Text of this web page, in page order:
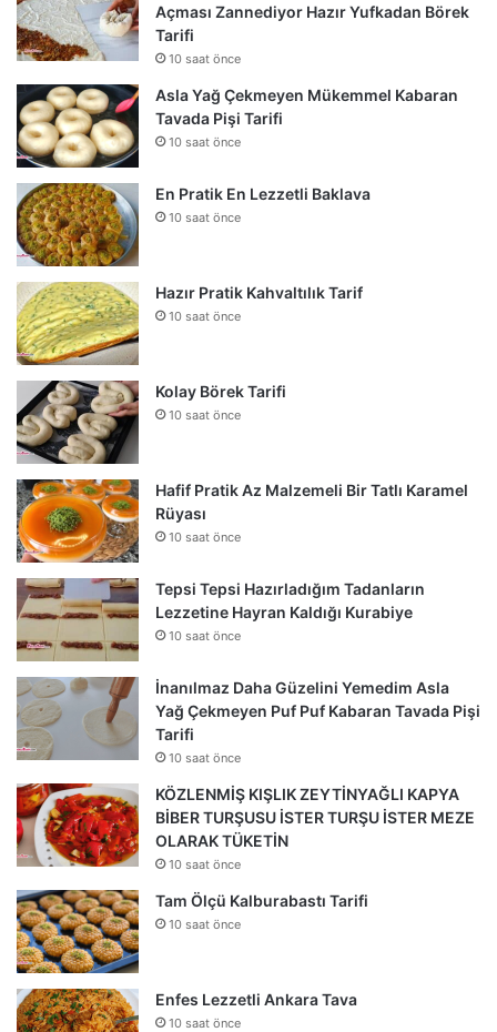
Açması Zannediyor Hazır Yufkadan Börek
Tarifi
10 saat önce
Asla Yağ Çekmeyen Mükemmel Kabaran
Tavada Pişi Tarifi
10 saat önce
En Pratik En Lezzetli Baklava
10 saat önce
Hazır Pratik Kahvaltılık Tarif
10 saat önce
Kolay Börek Tarifi
10 saat önce
Hafif Pratik Az Malzemeli Bir Tatlı Karamel
Rüyası
10 saat önce
Tepsi Tepsi Hazırladığım Tadanların
Lezzetine Hayran Kaldığı Kurabiye
10 saat önce
İnanılmaz Daha Güzelini Yemedim Asla
Yağ Çekmeyen Puf Puf Kabaran Tavada Pişi
Tarifi
10 saat önce
KÖZLENMİŞ KIŞLIK ZEYTİNYAĞLI KAPYA
BİBER TURŞUSU İSTER TURŞU İSTER MEZE
OLARAK TÜKETİN
10 saat önce
Tam Ölçü Kalburabastı Tarifi
10 saat önce
Enfes Lezzetli Ankara Tava
10 saat önce